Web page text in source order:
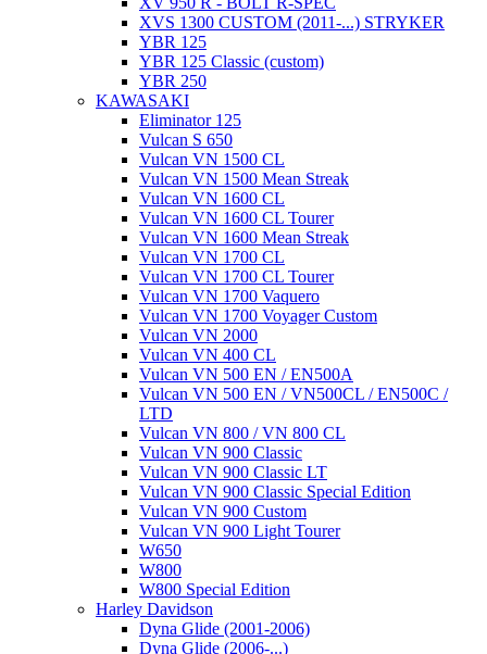
XVS 1300 CUSTOM (2011-...) STRYKER
YBR 125
YBR 125 Classic (custom)
YBR 250
KAWASAKI
Eliminator 125
Vulcan S 650
Vulcan VN 1500 CL
Vulcan VN 1500 Mean Streak
Vulcan VN 1600 CL
Vulcan VN 1600 CL Tourer
Vulcan VN 1600 Mean Streak
Vulcan VN 1700 CL
Vulcan VN 1700 CL Tourer
Vulcan VN 1700 Vaquero
Vulcan VN 1700 Voyager Custom
Vulcan VN 2000
Vulcan VN 400 CL
Vulcan VN 500 EN / EN500A
Vulcan VN 500 EN / VN500CL / EN500C /
LTD
Vulcan VN 800 / VN 800 CL
Vulcan VN 900 Classic
Vulcan VN 900 Classic LT
Vulcan VN 900 Classic Special Edition
Vulcan VN 900 Custom
Vulcan VN 900 Light Tourer
W650
W800
W800 Special Edition
Harley Davidson
Dyna Glide (2001-2006)
Dyna Glide (2006-...)